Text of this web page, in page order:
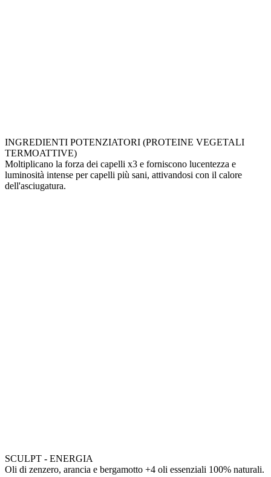
INGREDIENTI POTENZIATORI (PROTEINE VEGETALI
TERMOATTIVE)
Moltiplicano la forza dei capelli x3 e forniscono lucentezza e
luminosità intense per capelli più sani, attivandosi con il calore
dell'asciugatura.
SCULPT - ENERGIA
Oli di zenzero, arancia e bergamotto +4 oli essenziali 100% naturali.